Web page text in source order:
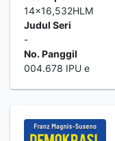
14x16,532HLM
Judul Seri
-
No. Panggil
004.678 IPU e